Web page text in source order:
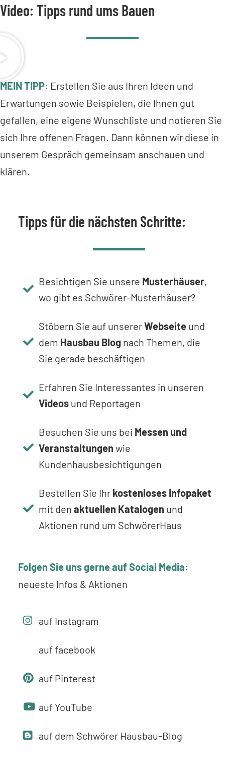
Video: Tipps rund ums Bauen
MEIN TIPP: Erstellen Sie aus Ihren Ideen und
Erwartungen sowie Beispielen, die Ihnen gut
gefallen, eine eigene Wunschliste und notieren Sie
sich Ihre offenen Fragen. Dann können wir diese in
unserem Gespräch gemeinsam anschauen und
klären.
Tipps für die nächsten Schritte:
Besichtigen Sie unsere Musterhäuser,
wo gibt es Schwörer-Musterhäuser?
Stöbern Sie auf unsererWebseite und
dem Hausbau Blog nach Themen, die
Sie gerade beschäftigen
Erfahren Sie Interessantes in unseren
Videos und Reportagen
Besuchen Sie uns bei Messen und
Veranstaltungen wie
Kundenhausbesichtigungen
Bestellen Sie Ihr kostenloses Infopaket
mit denaktuellen Katalogen und
Aktionen rund um SchwörerHaus
Folgen Sie uns gerne auf Social Media:
neueste Infos & Aktionen
auf Instagram
auf facebook
auf Pinterest
auf YouTube
auf dem Schwörer Hausbau-Blog